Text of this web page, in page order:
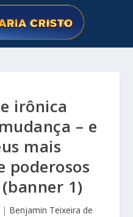
irônica
– e
mais
poderosos
1)
Benjamin Teixeira de